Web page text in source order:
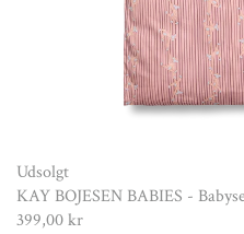
Udsolgt
KAY BOJESEN BABIES -
399,00 kr